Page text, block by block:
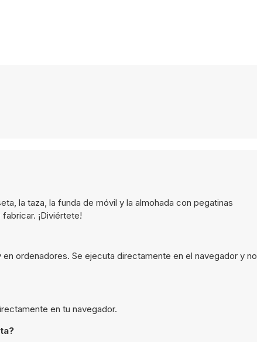
la taza, la funda de móvil y la almohada con pegatinas
¡Diviértete!
ordenadores. Se ejecuta directamente en el navegador y no
en tu navegador.